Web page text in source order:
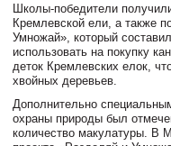
Школы-победители
Кремлевской ели, а также
Умножай», который
использовать на покупку
деток Кремлевских елок,
хвойных деревьев.
Дополнительно
охраны природы был
количество макулатуры. В